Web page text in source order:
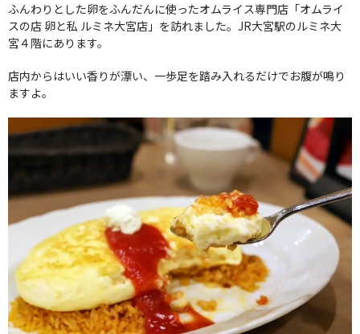
ふんわりとした卵をふんだんに使ったオムライス専門店「オムライ
スの店 卵と私 ルミネ大宮店」を訪れました。JR大宮駅のルミネ大
宮４階にあります。
店内からはいい香りが漂い、一歩足を踏み入れるだけでお腹が鳴り
ますよ。